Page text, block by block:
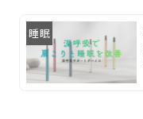
睡眠